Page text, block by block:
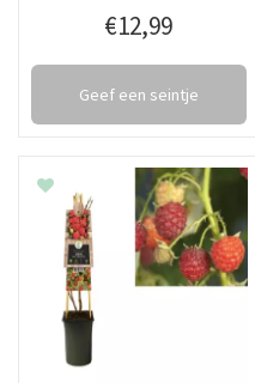
€12,99
Geef een seintje